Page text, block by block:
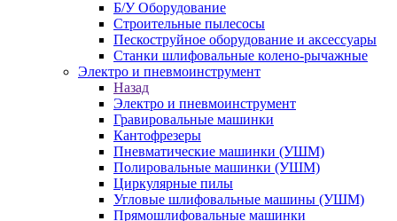
Б/У Оборудование
Строительные пылесосы
Пескоструйное оборудование и аксессуары
Станки шлифовальные колено-рычажные
Электро и пневмоинструмент
Назад
Электро и пневмоинструмент
Гравировальные машинки
Кантофрезеры
Пневматические машинки (УШМ)
Полировальные машинки (УШМ)
Циркулярные пилы
Угловые шлифовальные машины (УШМ)
Прямошлифовальные машинки